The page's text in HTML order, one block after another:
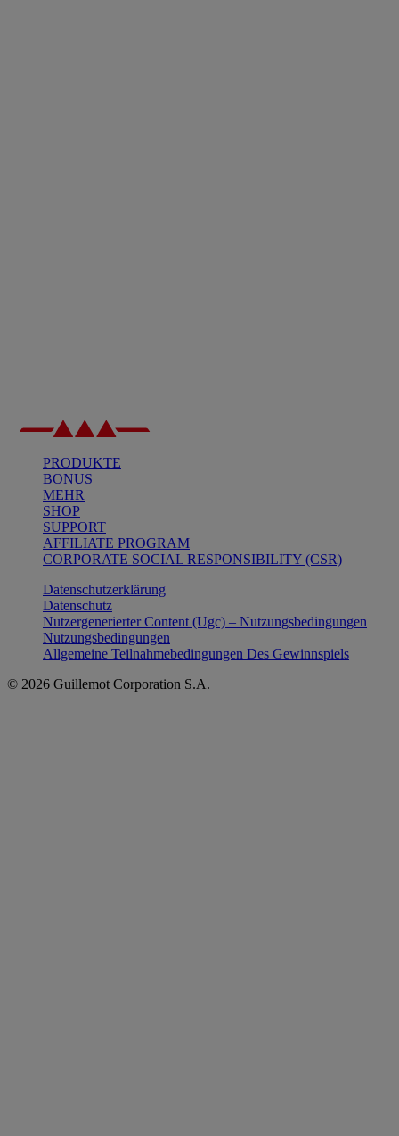
PRODUKTE
BONUS
MEHR
SHOP
SUPPORT
AFFILIATE PROGRAM
CORPORATE SOCIAL RESPONSIBILITY (CSR)
Datenschutzerklärung
Datenschutz
Nutzergenerierter Content (Ugc) – Nutzungsbedingungen
Nutzungsbedingungen
Allgemeine Teilnahmebedingungen Des Gewinnspiels
© 2026 Guillemot Corporation S.A.